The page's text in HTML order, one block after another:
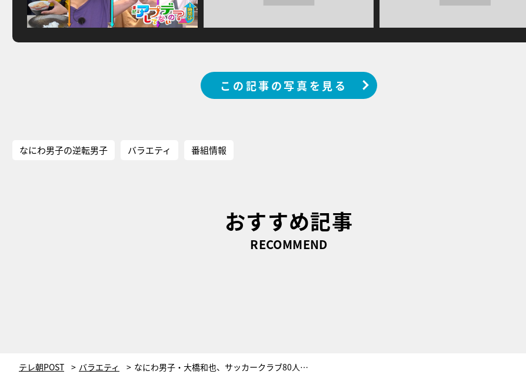
この記事の写真を見る
なにわ男子の逆転男子 バラエティ 番組情報
おすすめ記事
RECOMMEND
テレ朝POST バラエティ なにわ男子・大橋和也、サッカークラブ80人分の夕食作りに挑戦！西畑大吾も助っ人として参戦